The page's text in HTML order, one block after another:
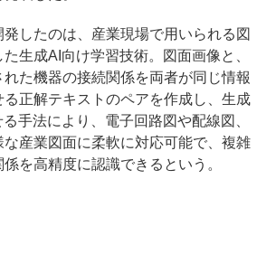
したのは、産業現場で用いられる図
生成AI向け学習技術。図面画像と、
た機器の接続関係を両者が同じ情報
正解テキストのペアを作成し、生成
手法により、電子回路図や配線図、
産業図面に柔軟に対応可能で、複雑
を高精度に認識できるという。